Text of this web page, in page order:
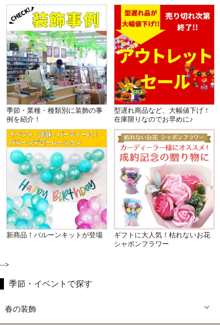
季節・業種・種類別に装飾の事
例を紹介！
型遅れ商品など、大幅値下げ！
在庫限りなのでお早めに♪
新商品！バルーンキットが登場
ギフトに大人気！枯れないお花
シャボンフラワー
-->
季節・イベントで探す
春の装飾